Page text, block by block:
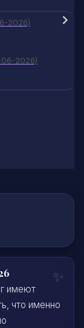
2026)
06-2026)
имеют
что именно